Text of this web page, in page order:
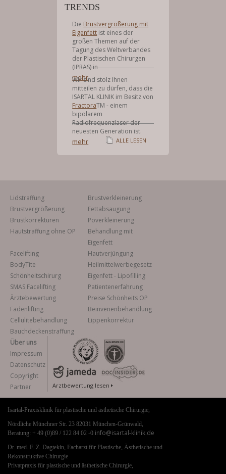
TRENDS
Die Brustvergrößerung mit
Eigenfett ist eines der
großen Themen auf der
Tagung des Weltverbandes
der Plastischen Chirurgen
(IPRAS) in
mehr
Wir sind stolz Ihnen
mitteilen zu dürfen, dass die
ISARTAL KLINIK im Besitz von
FractoraTM - einem
bipolarem
Radiofrequenzlaser der
neuesten Generation ist.
mehr ALLE LESEN
Lidstraffung
Brustverkleinerung
Brustvergrößerung
Fettabsaugung
Brustkorrekturen
Poverkleinerung
Hautstraffung ohne OP
Behandlung mit
Eigenfett
Facelifting
Hautverjüngung
BodyTite
Heilmittelwerbegesetz
Schönheitschirurg
Eigenfett - Lipofilling
SMAS Facelifting
Patientenerfahrung
Ärztebewertung
Preise Schönheits OP
Fadenlifting
Beinvenenbehandlung
Cellulitebehandlung
Lippenkorrektur
Bauchdeckenstraffung
Über uns
Impressum
Datenschutz
Copyright
Partner
Arztbewertung lesen
Isartal-Praxisklinik für plastische und ästhetische Chirurgie,
Nördliche Münchner Str. 23 82031 München-Grünwald,
Beratung: + 49 (0)89 / 122 84 02 -0 info@isartal-klinik.de
Dr. med. F. Z. Dagtekin, Facharzt für Plastische, Ästhetische und
Rekonstruktive Chirurgie
Privatpraxis für plastische und ästhetische Chirurgie,